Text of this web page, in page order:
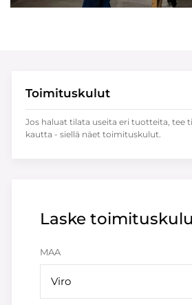
Laske
MAA
Viro
Toimituskulut
Jos haluat tilata useita eri tuotteita, tee
kautta - siellä näet toimituskulut.